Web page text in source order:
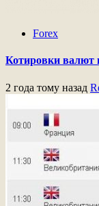
Forex
Котировки валют
2 года тому назад